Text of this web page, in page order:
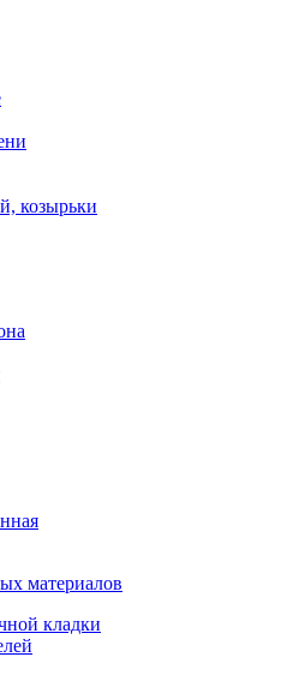
козырьки
материалов
кладки